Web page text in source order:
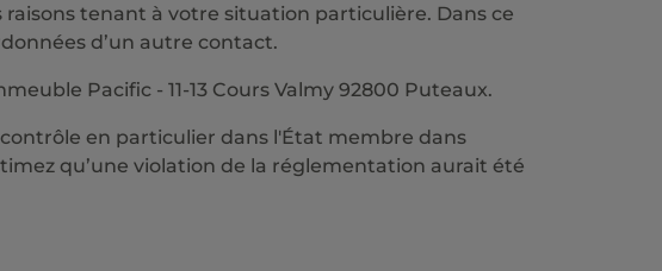
tenant à votre situation particulière. Dans ce
d’un autre contact.
Pacific - 11-13 Cours Valmy 92800 Puteaux.
en particulier dans l'État membre dans
qu’une violation de la réglementation aurait été